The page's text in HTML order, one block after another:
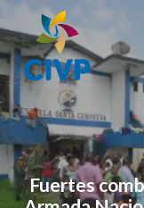
Skip
to
main
content
Fuertes